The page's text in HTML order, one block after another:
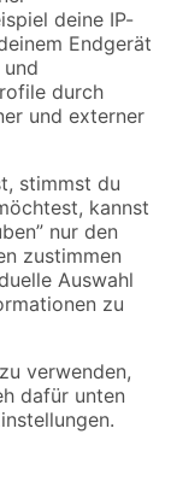
sind unter
beziehen
hier